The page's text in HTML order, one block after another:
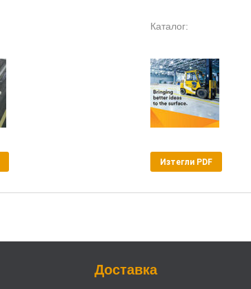
Каталог:
Изтегли PDF
Доставка